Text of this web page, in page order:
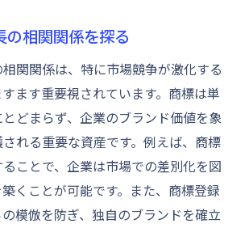
の相関関係を探る
関関係は、特に市場競争が激化する
ます重要視されています。商標は単
どまらず、企業のブランド価値を象
れる重要な資産です。例えば、商標
ことで、企業は市場での差別化を図
くことが可能です。また、商標登録
模倣を防ぎ、独自のブランドを確立